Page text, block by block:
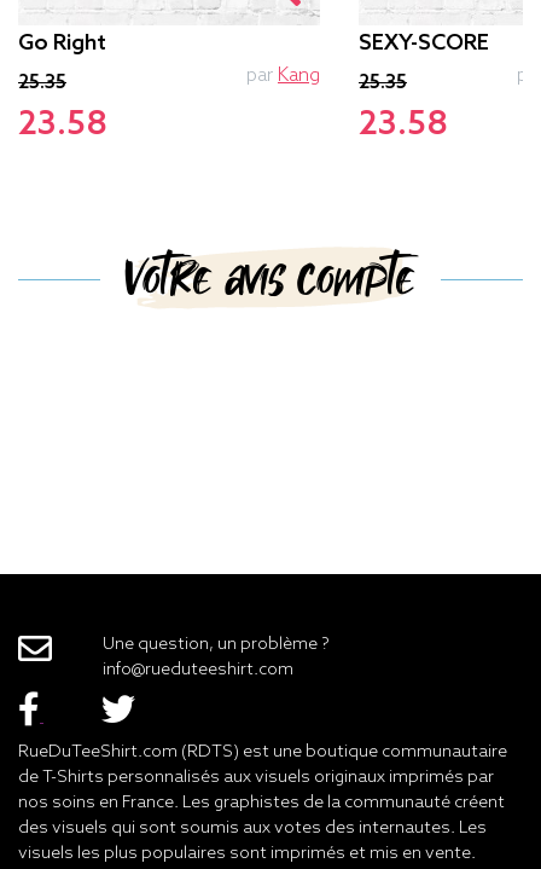
Go Right
25.35
23.58
par Kang
SEXY-SCORE
25.35
23.58
Votre avis compte
Une question, un problème ?
info@rueduteeshirt.com
RueDuTeeShirt.com (RDTS) est une boutique communautaire
de T-Shirts personnalisés aux visuels originaux imprimés par
nos soins en France. Les graphistes de la communauté créent
des visuels qui sont soumis aux votes des internautes. Les
visuels les plus populaires sont imprimés et mis en vente.